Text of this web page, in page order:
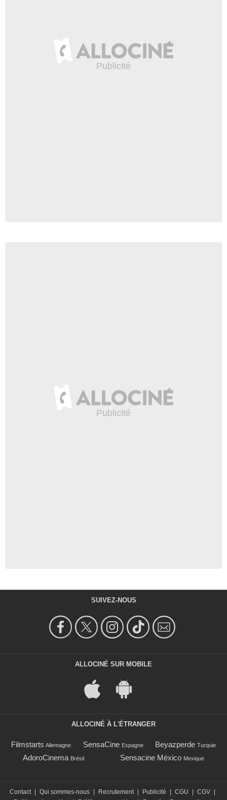
SUIVEZ-NOUS
ALLOCINÉ SUR MOBILE
ALLOCINÉ À L'ÉTRANGER
Filmstarts Allemagne SensaCine Espagne Beyazperde Turquie
AdoroCinema Brésil Sensacine México Mexique
Contact | Qui sommes-nous | Recrutement | Publicité | CGU | CGV |